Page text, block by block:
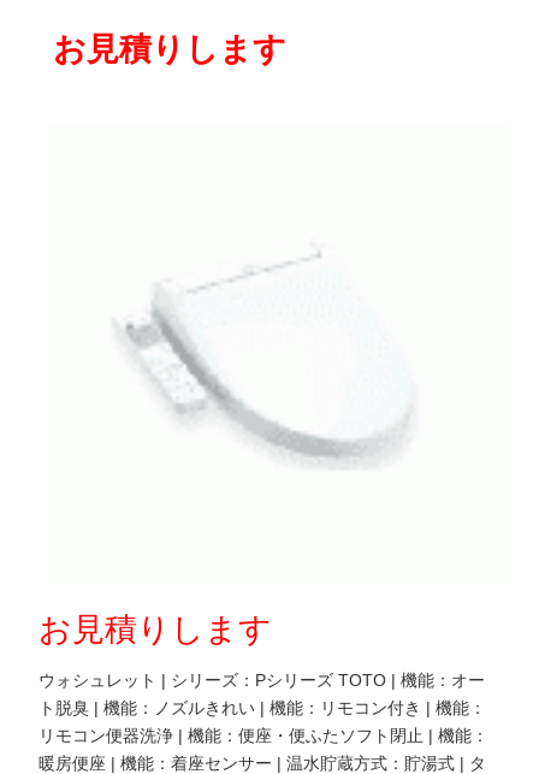
お見積りします
お見積りします
ウォシュレット | シリーズ：Pシリーズ TOTO | 機能：オー
ト脱臭 | 機能：ノズルきれい | 機能：リモコン付き | 機能：
リモコン便器洗浄 | 機能：便座・便ふたソフト閉止 | 機能：
暖房便座 | 機能：着座センサー | 温水貯蔵方式：貯湯式 | タ